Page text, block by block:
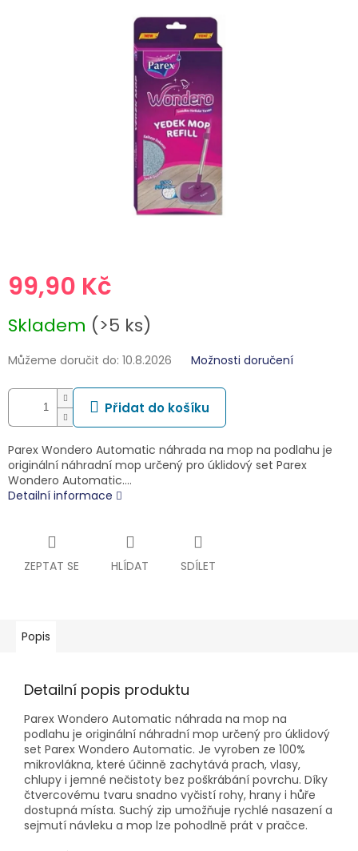
99,90 Kč
cena:
Skladem (>5 ks)
Můžeme doručit do: 10.8.2026 Možnosti doručení
Přidat do košíku
Parex Wondero Automatic náhrada na mop na podlahu je
originální náhradní mop určený pro úklidový set Parex
Wondero Automatic.…
Detailní informace
ZEPTAT SE HLÍDAT SDÍLET
Popis
Detailní popis produktu
Parex Wondero Automatic náhrada na mop na
podlahu je originální náhradní mop určený pro úklidový
set Parex Wondero Automatic. Je vyroben ze 100%
mikrovlákna, které účinně zachytává prach, vlasy,
chlupy i jemné nečistoty bez poškrábání povrchu. Díky
čtvercovému tvaru snadno vyčistí rohy, hrany i hůře
dostupná místa. Suchý zip umožňuje rychlé nasazení a
sejmutí návleku a mop lze pohodlně prát v pračce.